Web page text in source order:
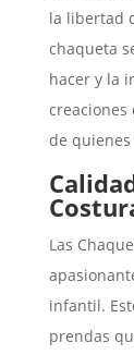
la libertad
chaqueta
hacer y la
creaciones
de
Las
infantil.
prendas